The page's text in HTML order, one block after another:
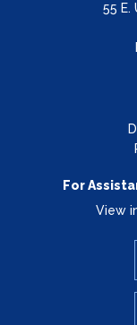
55 E.
For
View